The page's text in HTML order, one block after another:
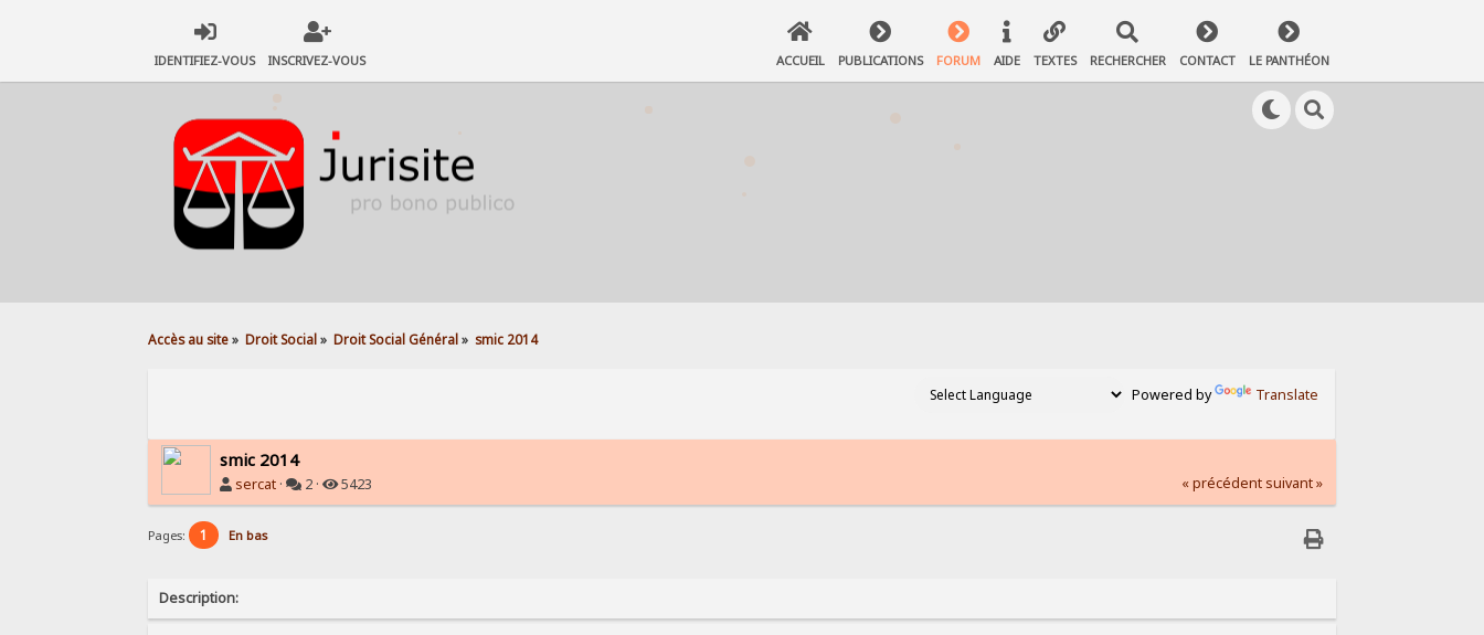
IDENTIFIEZ-VOUS INSCRIVEZ-VOUS ACCUEIL PUBLICATIONS FORUM AIDE TEXTES RECHERCHER CONTACT LE PANTHÉON
Accès au site» Droit Social» Droit Social Général» smic 2014
Powered by Translate
smic 2014
sercat · 2 · 5423 « précédent suivant »
Pages: 1 En bas
Description: